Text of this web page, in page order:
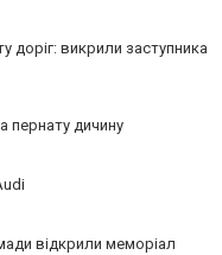
доріг: викрили заступника
пернату дичину
відкрили меморіал